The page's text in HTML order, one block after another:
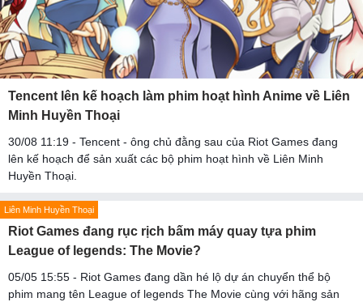
Tencent lên kế hoạch làm phim hoạt hình Anime về Liên
Minh Huyền Thoại
30/08 11:19 - Tencent - ông chủ đằng sau của Riot Games đang
lên kế hoạch để sản xuất các bộ phim hoạt hình về Liên Minh
Huyền Thoại.
Liên Minh Huyền Thoại
Riot Games đang rục rịch bấm máy quay tựa phim
League of legends: The Movie?
05/05 15:55 - Riot Games đang dần hé lộ dự án chuyển thể bộ
phim mang tên League of legends The Movie cùng với hãng sản